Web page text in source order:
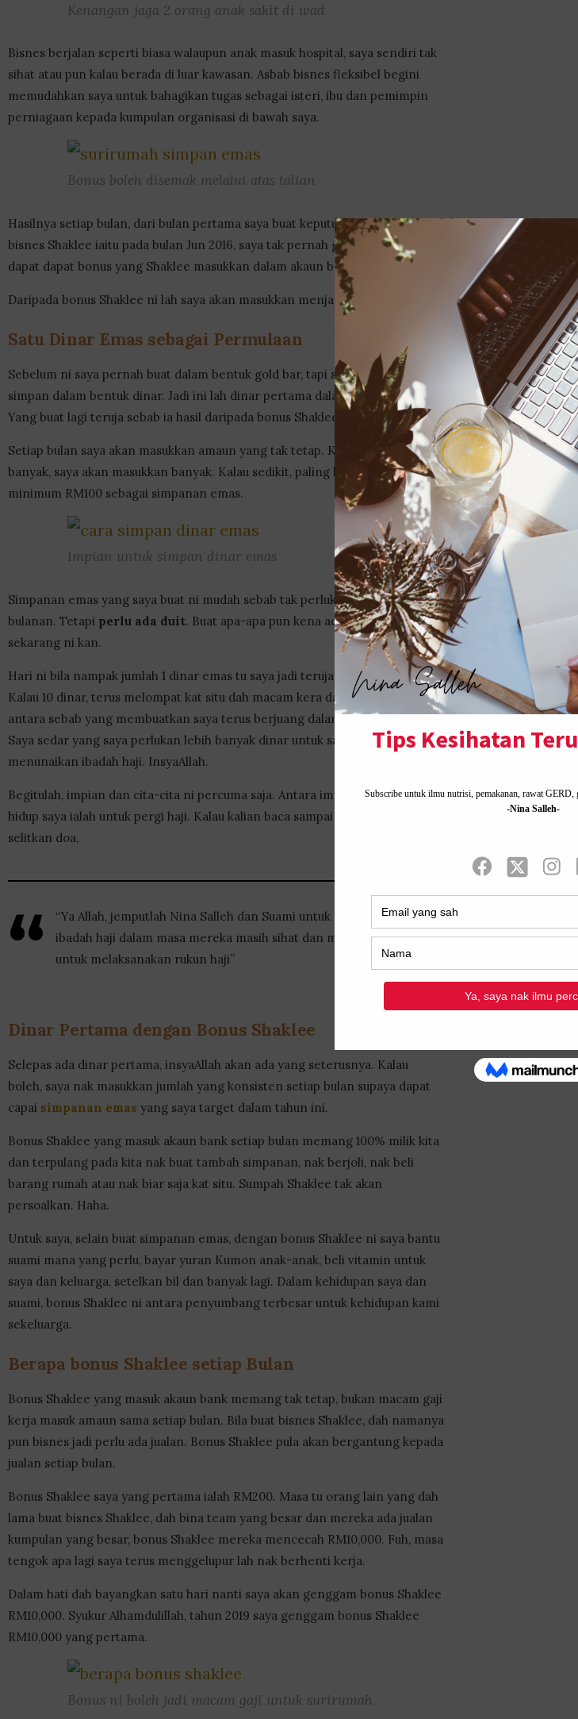
Kenangan jaga 2 orang anak sakit di wad
Bisnes berjalan seperti biasa walaupun anak masuk hospital, saya sendiri tak
sihat atau pun kalau berada di luar kawasan. Asbab bisnes fleksibel begini
memudahkan saya untuk bahagikan tugas sebagai isteri, ibu dan pemimpin
perniagaan kepada kumpulan organisasi di bawah saya.
Bonus boleh disemak melalui atas talian
Hasilnya setiap bulan, dari bulan pertama saya buat keputusan untuk buat
bisnes Shaklee iaitu pada bulan Jun 2016, saya tak pernah gagal daripada
dapat dapat bonus yang Shaklee masukkan dalam akaun bank.
Daripada bonus Shaklee ni lah saya akan masukkan menjadi simpanan emas.
Satu Dinar Emas sebagai Permulaan
Sebelum ni saya pernah buat dalam bentuk gold bar, tapi sekarang saya nak
simpan dalam bentuk dinar. Jadi ini lah dinar pertama dalam hidup saya.
Yang buat lagi teruja sebab ia hasil daripada bonus Shaklee setiap bulan.
Setiap bulan saya akan masukkan amaun yang tak tetap. Kalau ada lebihan
banyak, saya akan masukkan banyak. Kalau sedikit, paling kurang pun
minimum RM100 sebagai simpanan emas.
Impian untuk simpan dinar emas
Simpanan emas yang saya buat ni mudah sebab tak perlukan komitmen
bulanan. Tetapi perlu ada duit. Buat apa-apa pun kena ada duit zaman
sekarang ni kan.
Hari ni bila nampak jumlah 1 dinar emas tu saya jadi teruja. Itu baru 1 dinar.
Kalau 10 dinar, terus melompat kat situ dah macam kera dapat bunga. Itulah
antara sebab yang membuatkan saya terus berjuang dalam bisnes Shaklee.
Saya sedar yang saya perlukan lebih banyak dinar untuk saya dan suami
menunaikan ibadah haji. InsyaAllah.
Begitulah, impian dan cita-cita ni percuma saja. Antara impian terbesa dalam
hidup saya ialah untuk pergi haji. Kalau kalian baca sampai sini, jangan lupa
selitkan doa,
“Ya Allah, jemputlah Nina Salleh dan Suami untuk menunaikan
ibadah haji dalam masa mereka masih sihat dan masih bertenaga
untuk melaksanakan rukun haji”
Dinar Pertama dengan Bonus Shaklee
Selepas ada dinar pertama, insyaAllah akan ada yang seterusnya. Kalau
boleh, saya nak masukkan jumlah yang konsisten setiap bulan supaya dapat
capai simpanan emas yang saya target dalam tahun ini.
Bonus Shaklee yang masuk akaun bank setiap bulan memang 100% milik kita
dan terpulang pada kita nak buat tambah simpanan, nak berjoli, nak beli
barang rumah atau nak biar saja kat situ. Sumpah Shaklee tak akan
persoalkan. Haha.
Untuk saya, selain buat simpanan emas, dengan bonus Shaklee ni saya bantu
suami mana yang perlu, bayar yuran Kumon anak-anak, beli vitamin untuk
saya dan keluarga, setelkan bil dan banyak lagi. Dalam kehidupan saya dan
suami, bonus Shaklee ni antara penyumbang terbesar untuk kehidupan kami
sekeluarga.
Berapa bonus Shaklee setiap Bulan
Bonus Shaklee yang masuk akaun bank memang tak tetap, bukan macam gaji
kerja masuk amaun sama setiap bulan. Bila buat bisnes Shaklee, dah namanya
pun bisnes jadi perlu ada jualan. Bonus Shaklee pula akan bergantung kepada
jualan setiap bulan.
Bonus Shaklee saya yang pertama ialah RM200. Masa tu orang lain yang dah
lama buat bisnes Shaklee, dah bina team yang besar dan mereka ada jualan
kumpulan yang besar, bonus Shaklee mereka mencecah RM10,000. Fuh, masa
tengok apa lagi saya terus menggelupur lah nak berhenti kerja.
Dalam hati dah bayangkan satu hari nanti saya akan genggam bonus Shaklee
RM10,000. Syukur Alhamdulillah, tahun 2019 saya genggam bonus Shaklee
RM10,000 yang pertama.
Bonus ni boleh jadi macam gaji untuk surirumah